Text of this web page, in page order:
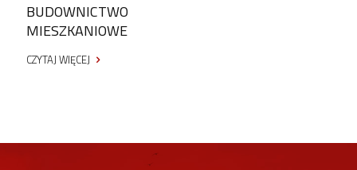
BUDOWNICTWO
MIESZKANIOWE
CZYTAJ WIĘCEJ